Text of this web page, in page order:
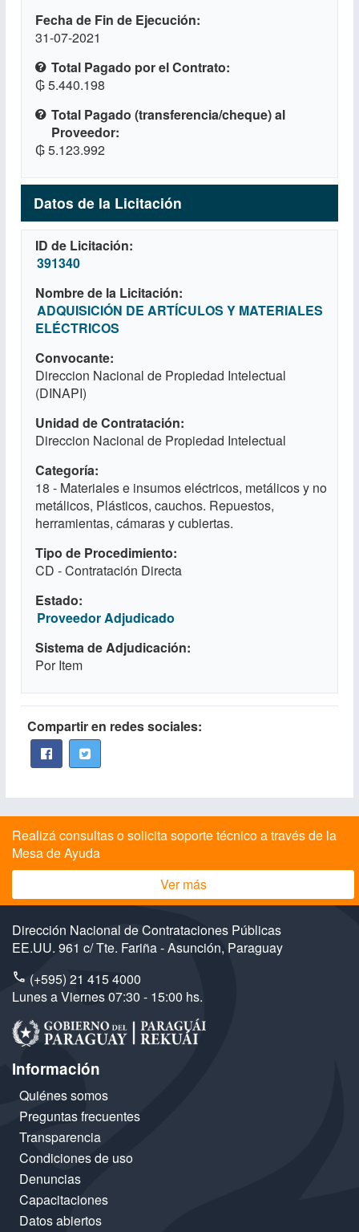
Fecha de Fin de Ejecución
31-07-2021
Total Pagado por el Contrato
₲ 5.440.198
Total Pagado (transferencia/cheque) al
Proveedor
₲ 5.123.992
Datos de la Licitación
ID de Licitación
391340
Nombre de la Licitación
ADQUISICIÓN DE ARTÍCULOS Y MATERIALES
ELÉCTRICOS
Convocante
Direccion Nacional de Propiedad Intelectual
(DINAPI)
Unidad de Contratación
Direccion Nacional de Propiedad Intelectual
Categoría
18 - Materiales e insumos eléctricos, metálicos y no
metálicos, Plásticos, cauchos. Repuestos,
herramientas, cámaras y cubiertas.
Tipo de Procedimiento
CD - Contratación Directa
Estado
Proveedor Adjudicado
Sistema de Adjudicación
Por Item
Compartir en redes sociales:
Realizá consultas o solicita soporte técnico a través de la
Mesa de Ayuda
Ver más
Dirección Nacional de Contrataciones Públicas
EE.UU. 961 c/ Tte. Fariña - Asunción, Paraguay
(+595) 21 415 4000
Lunes a Viernes 07:30 - 15:00 hs.
Información
Quiénes somos
Preguntas frecuentes
Transparencia
Condiciones de uso
Denuncias
Capacitaciones
Datos abiertos